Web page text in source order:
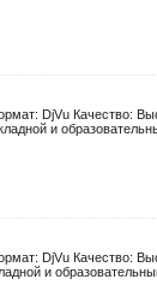
DjVu Качество:
и
DjVu Качество:
и